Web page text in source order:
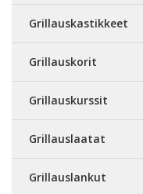
Grillauskastikkeet
Grillauskorit
Grillauskurssit
Grillauslaatat
Grillauslankut